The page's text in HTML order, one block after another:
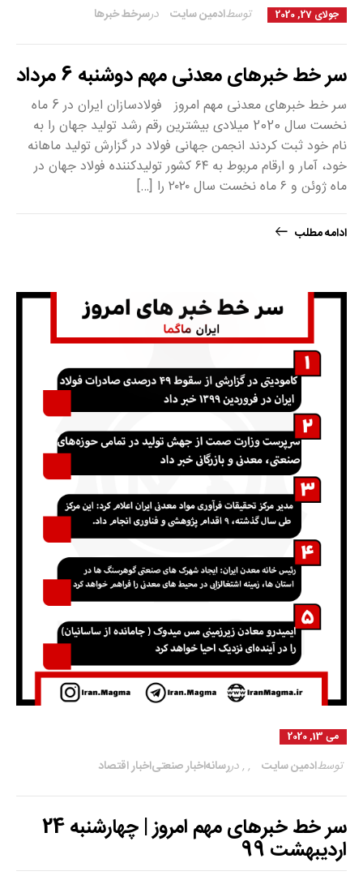
جولای 27, 2020 ادمین سایتتوسط سرخط خبرهادر
سر خط خبرهای معدنی مهم دوشنبه 6 مرداد
سر خط خبرهای معدنی مهم امروز فولادسازان ایران در 6 ماه
نخست سال 2020 میلادی بیشترین رقم رشد تولید جهان را به
نام خود ثبت کردند انجمن جهانی فولاد در گزارش تولید ماهانه
خود، آمار و ارقام مربوط به ۶۴ کشور تولید‌کننده فولاد جهان در
ماه ژوئن و ۶ ماه نخست سال ۲۰۲۰ را […]
ادامه مطلب
می 13, 2020
ادمین سایتتوسط اخبار اقتصاد , اخبار صنعتی , رسانهدر
سر خط خبرهای مهم امروز | چهارشنبه‌ 24
اردیبهشت 99